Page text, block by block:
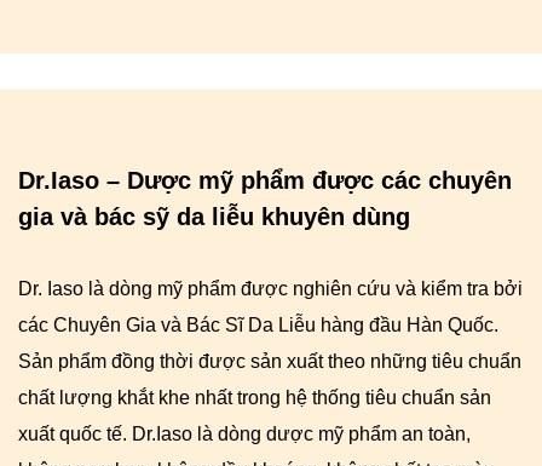
Dr.Iaso – Dược mỹ phẩm được các chuyên
gia và bác sỹ da liễu khuyên dùng
Dr. Iaso là dòng mỹ phẩm được nghiên cứu và kiểm tra bởi
các Chuyên Gia và Bác Sĩ Da Liễu hàng đầu Hàn Quốc.
Sản phẩm đồng thời được sản xuất theo những tiêu chuẩn
chất lượng khắt khe nhất trong hệ thống tiêu chuẩn sản
xuất quốc tế. Dr.Iaso là dòng dược mỹ phẩm an toàn,